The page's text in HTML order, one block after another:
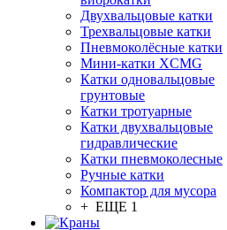
Двухвальцовые катки
Трехвальцовые катки
Пневмоколёсные катки
Мини-катки XCMG
Катки одновальцовые
грунтовые
Катки тротуарные
Катки двухвальцовые
гидравлические
Катки пневмоколесные
Ручные катки
Компактор для мусора
+ ЕЩЕ 1